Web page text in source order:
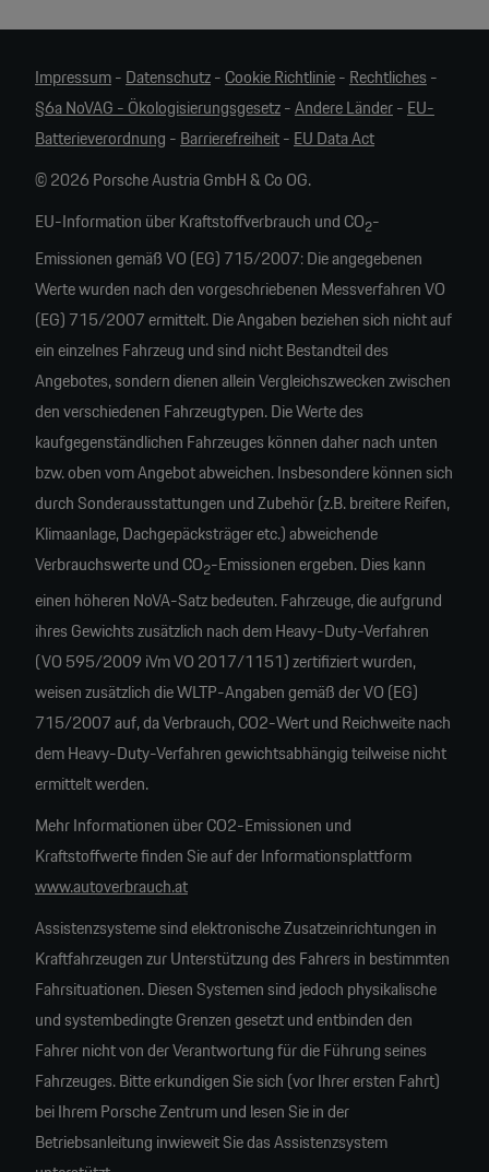
Impressum-Datenschutz-Cookie Richtlinie-Rechtliches-
§6a NoVAG - Ökologisierungsgesetz-Andere Länder-EU-
Batterieverordnung -Barrierefreiheit-EU Data Act
© 2026 Porsche Austria GmbH & Co OG.
EU-Information über Kraftstoffverbrauch und CO2-
Emissionen gemäß VO (EG) 715/2007: Die angegebenen
Werte wurden nach den vorgeschriebenen Messverfahren VO
(EG) 715/2007 ermittelt. Die Angaben beziehen sich nicht auf
ein einzelnes Fahrzeug und sind nicht Bestandteil des
Angebotes, sondern dienen allein Vergleichszwecken zwischen
den verschiedenen Fahrzeugtypen. Die Werte des
kaufgegenständlichen Fahrzeuges können daher nach unten
bzw. oben vom Angebot abweichen. Insbesondere können sich
durch Sonderausstattungen und Zubehör (z.B. breitere Reifen,
Klimaanlage, Dachgepäcksträger etc.) abweichende
Verbrauchswerte und CO2-Emissionen ergeben. Dies kann
einen höheren NoVA-Satz bedeuten. Fahrzeuge, die aufgrund
ihres Gewichts zusätzlich nach dem Heavy-Duty-Verfahren
(VO 595/2009 iVm VO 2017/1151) zertifiziert wurden,
weisen zusätzlich die WLTP-Angaben gemäß der VO (EG)
715/2007 auf, da Verbrauch, CO2-Wert und Reichweite nach
dem Heavy-Duty-Verfahren gewichtsabhängig teilweise nicht
ermittelt werden.
Mehr Informationen über CO2-Emissionen und
Kraftstoffwerte finden Sie auf der Informationsplattform
www.autoverbrauch.at
Assistenzsysteme sind elektronische Zusatzeinrichtungen in
Kraftfahrzeugen zur Unterstützung des Fahrers in bestimmten
Fahrsituationen. Diesen Systemen sind jedoch physikalische
und systembedingte Grenzen gesetzt und entbinden den
Fahrer nicht von der Verantwortung für die Führung seines
Fahrzeuges. Bitte erkundigen Sie sich (vor Ihrer ersten Fahrt)
bei Ihrem Porsche Zentrum und lesen Sie in der
Betriebsanleitung inwieweit Sie das Assistenzsystem